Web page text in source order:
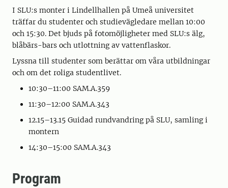
I SLU:s monter i Lindellhallen på Umeå universitet
träffar du studenter och studievägledare mellan 10:00
och 15:30. Det bjuds på fotomöjligheter med SLU:s älg,
blåbärs-bars och utlottning av vattenflaskor.
Lyssna till studenter som berättar om våra utbildningar
och om det roliga studentlivet.
10:30–11:00 SAM.A.359
11:30–12:00 SAM.A.343
12.15–13.15 Guidad rundvandring på SLU, samling i
montern
14:30–15:00 SAM.A.343
Program